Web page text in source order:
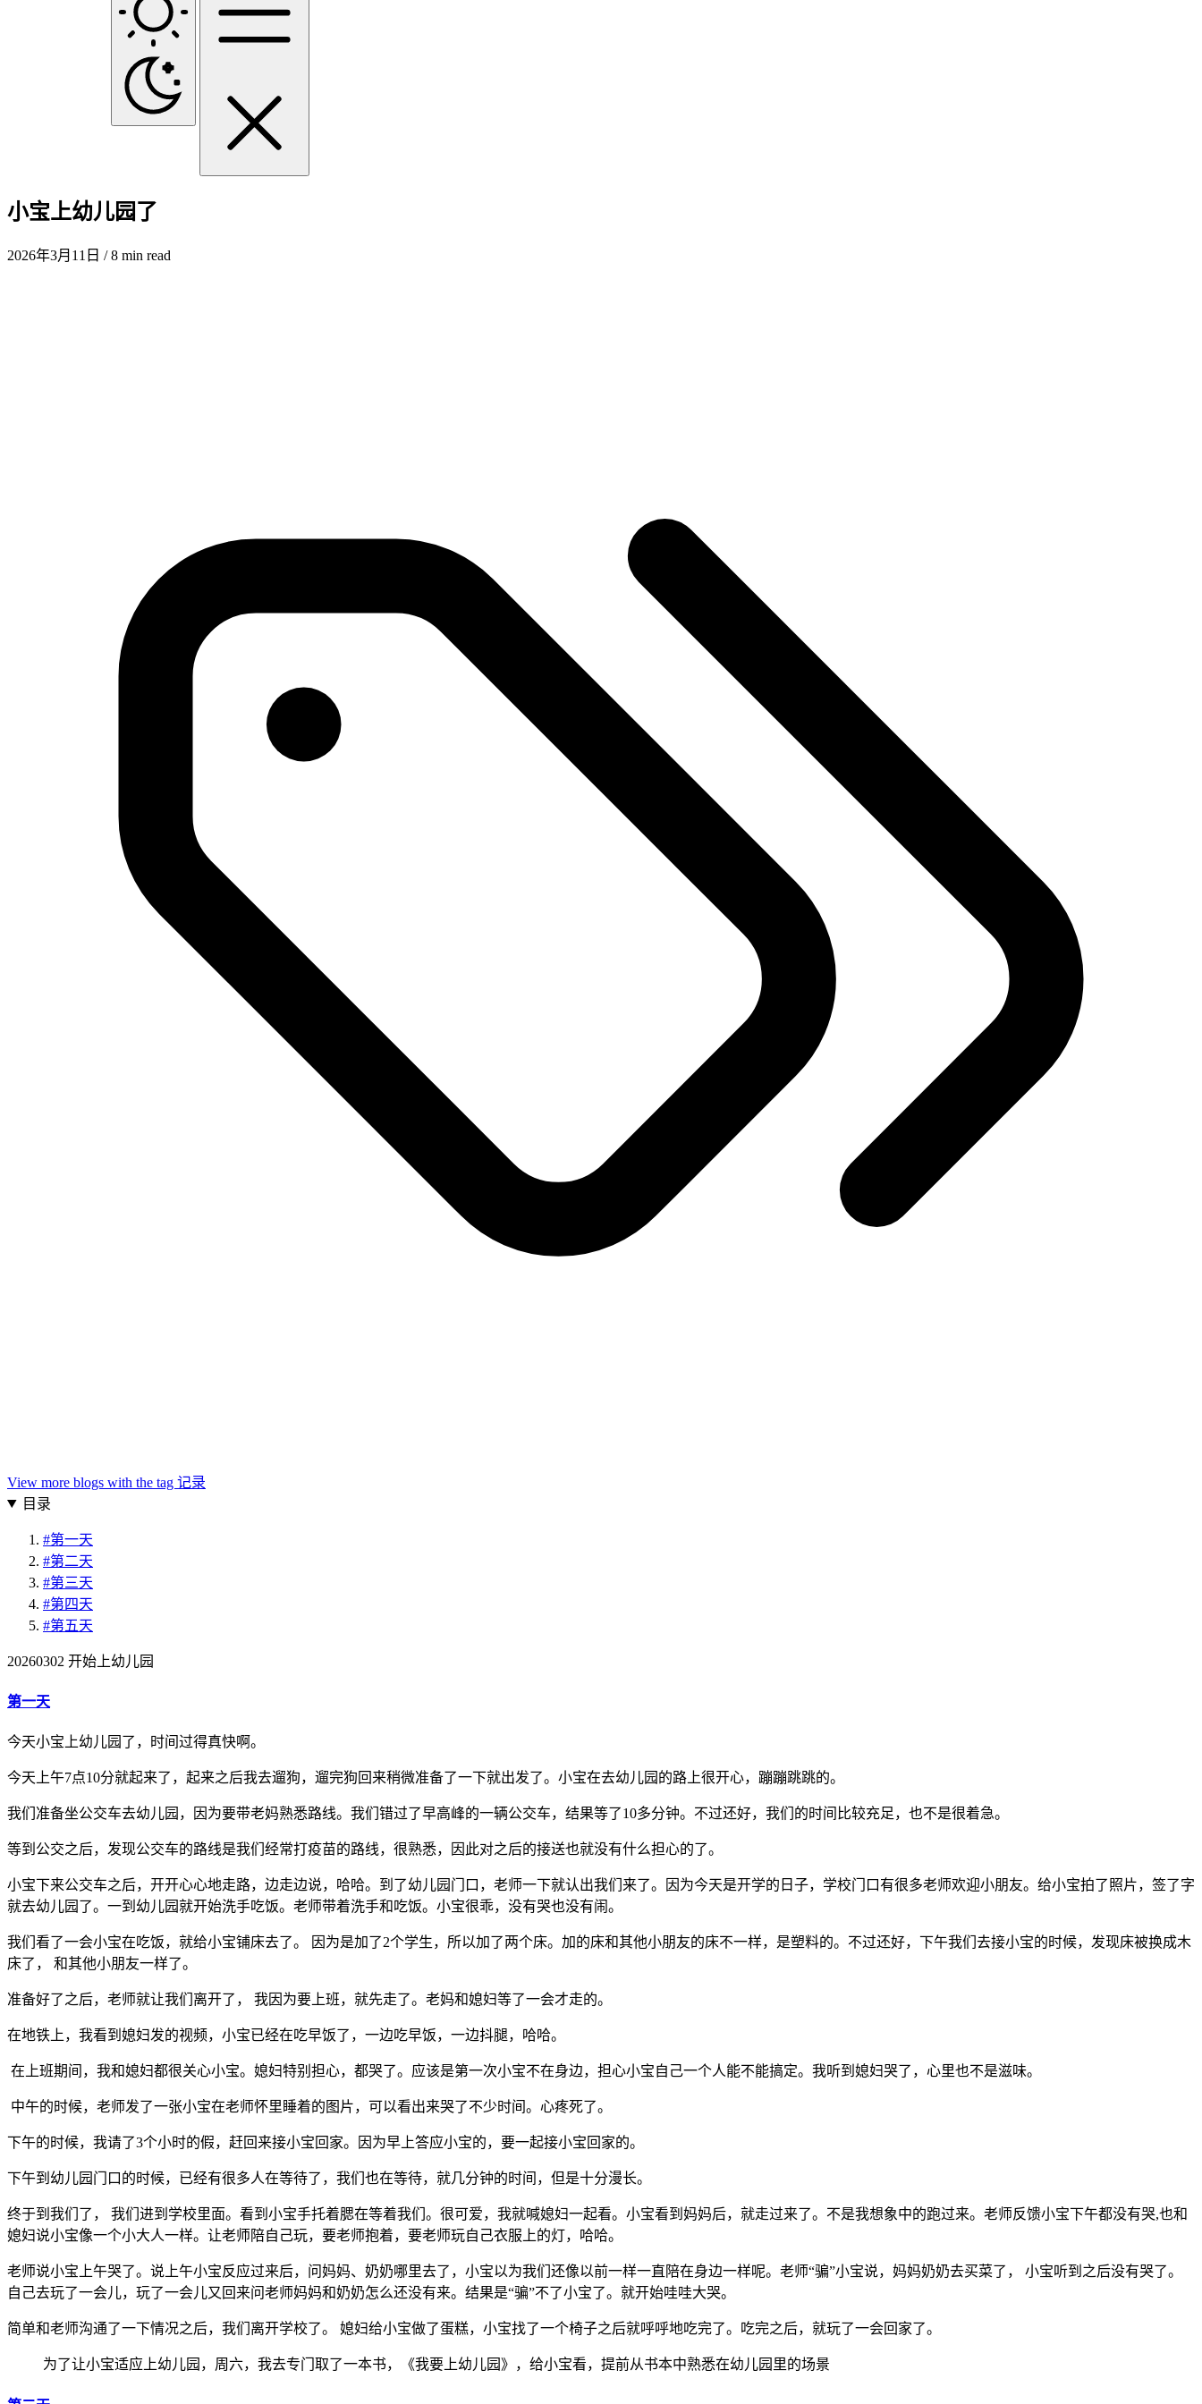
小宝上幼儿园了
2026年3月11日 / 8 min read
View more blogs with the tag 记录
目录
#第一天
#第二天
#第三天
#第四天
#第五天
20260302 开始上幼儿园
第一天
今天小宝上幼儿园了，时间过得真快啊。
今天上午7点10分就起来了，起来之后我去遛狗，遛完狗回来稍微准备了一下就出发了。小宝在去幼儿园的路上很开心，蹦蹦跳跳的。
我们准备坐公交车去幼儿园，因为要带老妈熟悉路线。我们错过了早高峰的一辆公交车，结果等了10多分钟。不过还好，我们的时间比较充足，也不是很着急。
等到公交之后，发现公交车的路线是我们经常打疫苗的路线，很熟悉，因此对之后的接送也就没有什么担心的了。
小宝下来公交车之后，开开心心地走路，边走边说，哈哈。到了幼儿园门口，老师一下就认出我们来了。因为今天是开学的日子，学校门口有很多老师欢迎小朋友。给小宝拍了照片，签了字
就去幼儿园了。一到幼儿园就开始洗手吃饭。老师带着洗手和吃饭。小宝很乖，没有哭也没有闹。
我们看了一会小宝在吃饭，就给小宝铺床去了。 因为是加了2个学生，所以加了两个床。加的床和其他小朋友的床不一样，是塑料的。不过还好，下午我们去接小宝的时候，发现床被换成木
床了， 和其他小朋友一样了。
准备好了之后，老师就让我们离开了， 我因为要上班，就先走了。老妈和媳妇等了一会才走的。
在地铁上，我看到媳妇发的视频，小宝已经在吃早饭了，一边吃早饭，一边抖腿，哈哈。
‌ 在上班期间，我和媳妇都很关心小宝。媳妇特别担心，都哭了。应该是第一次小宝不在身边，担心小宝自己一个人能不能搞定。我听到媳妇哭了，心里也不是滋味。
‌ 中午的时候，老师发了一张小宝在老师怀里睡着的图片，可以看出来哭了不少时间。心疼死了。
下午的时候，我请了3个小时的假，赶回来接小宝回家。因为早上答应小宝的，要一起接小宝回家的。
下午到幼儿园门口的时候，已经有很多人在等待了，我们也在等待，就几分钟的时间，但是十分漫长。
终于到我们了， 我们进到学校里面。看到小宝手托着腮在等着我们。很可爱，我就喊媳妇一起看。小宝看到妈妈后，就走过来了。不是我想象中的跑过来。老师反馈小宝下午都没有哭,也和
媳妇说小宝像一个小大人一样。让老师陪自己玩，要老师抱着，要老师玩自己衣服上的灯，哈哈。
老师说小宝上午哭了。说上午小宝反应过来后，问妈妈、奶奶哪里去了，小宝以为我们还像以前一样一直陪在身边一样呢。老师“骗”小宝说，妈妈奶奶去买菜了， 小宝听到之后没有哭了。
自己去玩了一会儿，玩了一会儿又回来问老师妈妈和奶奶怎么还没有来。结果是“骗”不了小宝了。就开始哇哇大哭。
简单和老师沟通了一下情况之后，我们离开学校了。 媳妇给小宝做了蛋糕，小宝找了一个椅子之后就呼呼地吃完了。吃完之后，就玩了一会回家了。
为了让小宝适应上幼儿园，周六，我去专门取了一本书，《我要上幼儿园》，给小宝看，提前从书本中熟悉在幼儿园里的场景